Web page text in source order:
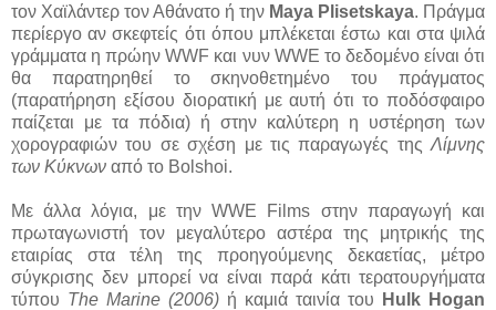
τον Χαϊλάντερ τον Αθάνατο ή την Maya Plisetskaya. Πράγμα
περίεργο αν σκεφτείς ότι όπου μπλέκεται έστω και στα ψιλά
γράμματα η πρώην WWF και νυν WWE το δεδομένο είναι ότι
θα παρατηρηθεί το σκηνοθετημένο του πράγματος
(παρατήρηση εξίσου διορατική με αυτή ότι το ποδόσφαιρο
παίζεται με τα πόδια) ή στην καλύτερη η υστέρηση των
χορογραφιών του σε σχέση με τις παραγωγές της Λίμνης
των Κύκνων από το Bolshoi.
Με άλλα λόγια, με την WWE Films στην παραγωγή και
πρωταγωνιστή τον μεγαλύτερο αστέρα της μητρικής της
εταιρίας στα τέλη της προηγούμενης δεκαετίας, μέτρο
σύγκρισης δεν μπορεί να είναι παρά κάτι τερατουργήματα
τύπου The Marine (2006) ή καμιά ταινία του
Hulk Hogan